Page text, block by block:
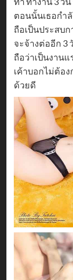
ตอนนั้นเธอกำ
ถือเป็นประสบ
จะจ้างต่ออีก 3
ถือว่าเป็นงาน
เค้าบอกไม่ต้อ
ด้วยดี